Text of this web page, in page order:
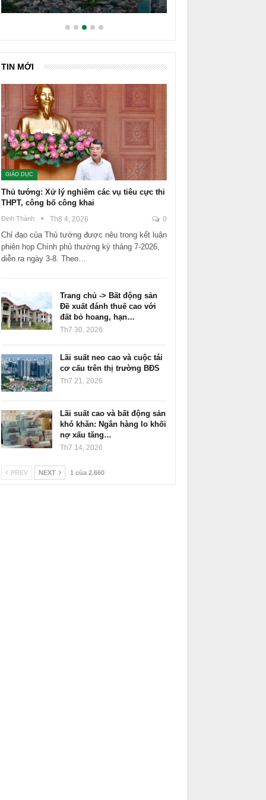
TIN MỚI
GIÁO DỤC
Thủ tướng: Xử lý nghiêm các vụ tiêu cực thi
THPT, công bố công khai
Đinh Thành Th8 4, 2026 0
Chỉ đạo của Thủ tướng được nêu trong kết luận
phiên họp Chính phủ thường kỳ tháng 7-2026,
diễn ra ngày 3-8. Theo…
Trang chủ -> Bất động sản
Đề xuất đánh thuế cao với
đất bỏ hoang, hạn…
Th7 30, 2026
Lãi suất neo cao và cuộc tái
cơ cấu trên thị trường BĐS
Th7 21, 2026
Lãi suất cao và bất động sản
khó khăn: Ngân hàng lo khối
nợ xấu tăng…
Th7 14, 2026
PREV NEXT 1 của 2.660